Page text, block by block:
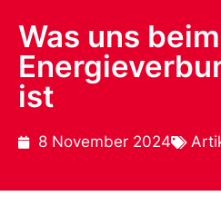
Was uns beim
ist
8 November 2024